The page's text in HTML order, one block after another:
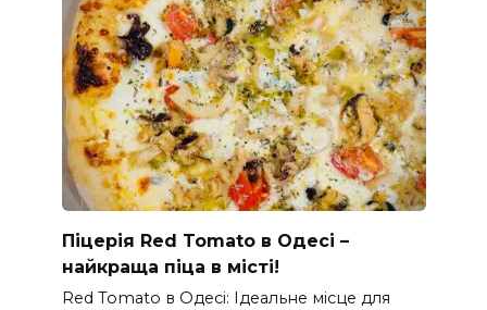
Піцерія Red Tomato в Одесі –
найкраща піца в місті!
Red Tomato в Одесі: Ідеальне місце для